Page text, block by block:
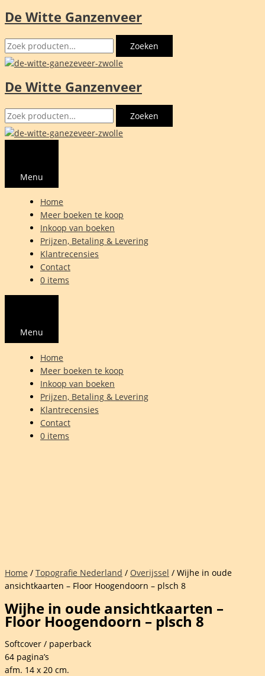
Ga
de
inhoud
De Witte Ganzenveer
Zoeken
naar:
Zoeken
De Witte Ganzenveer
Zoeken
naar:
Zoeken
Menu
Home
Meer boeken te koop
Inkoop van boeken
Prijzen, Betaling & Levering
Klantrecensies
Contact
0 items
Menu
Home
Meer boeken te koop
Inkoop van boeken
Prijzen, Betaling & Levering
Klantrecensies
Contact
0 items
Home / Topografie Nederland / Overijssel / Wijhe in oude
ansichtkaarten – Floor Hoogendoorn – plsch 8
Wijhe in oude ansichtkaarten –
Floor Hoogendoorn – plsch 8
Softcover / paperback
64 pagina’s
afm. 14 x 20 cm.